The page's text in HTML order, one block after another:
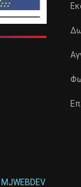
MJWEBDEV